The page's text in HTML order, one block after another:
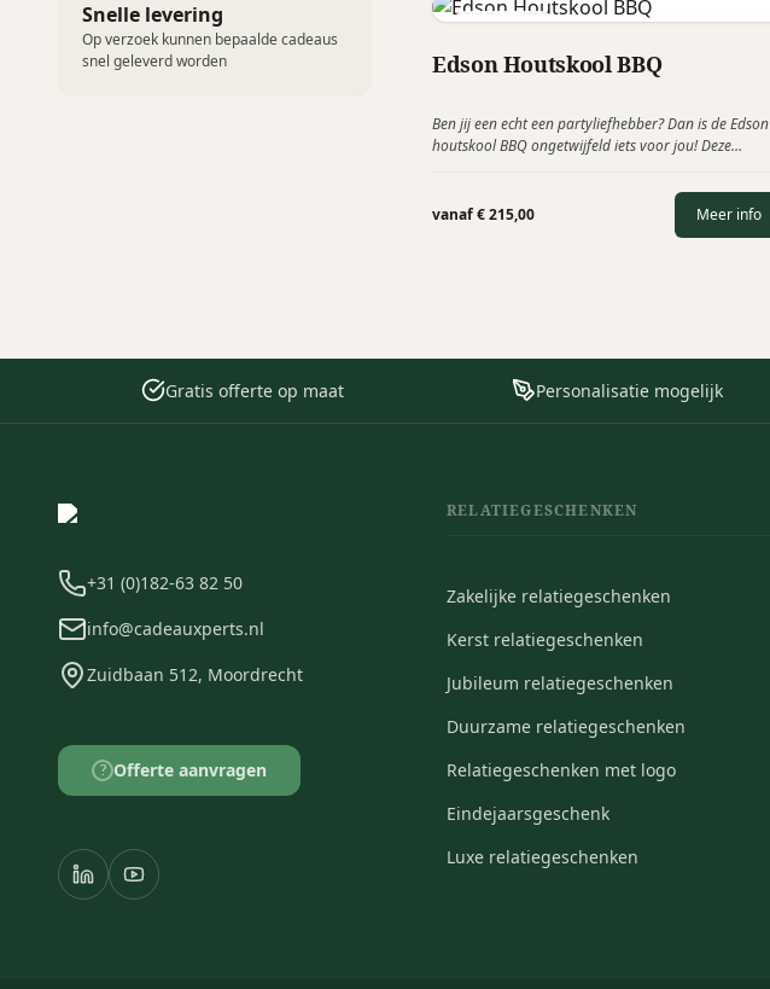
Snelle levering
Op verzoek kunnen bepaalde cadeaus
snel geleverd worden
Barbecook
Edson Houtskool BBQ
Ben jij een echt een partyliefhebber? Dan is de Edson
houtskool BBQ ongetwijfeld iets voor jou! Deze
gebruiken als bartafel, ideaal voor een heerlijke
aperitief voor en/of na het barbecue festijn.
vanaf € 215,00 Meer info
Gratis offerte op maat Personalisatie mogelijk
+31 (0)182-63 82 50
info@cadeauxperts.nl
Zuidbaan 512, Moordrecht
? Offerte aanvragen
RELATIEGESCHENKEN
Zakelijke relatiegeschenken
Kerst relatiegeschenken
Jubileum relatiegeschenken
Duurzame relatiegeschenken
Relatiegeschenken met logo
Eindejaarsgeschenk
Luxe relatiegeschenken